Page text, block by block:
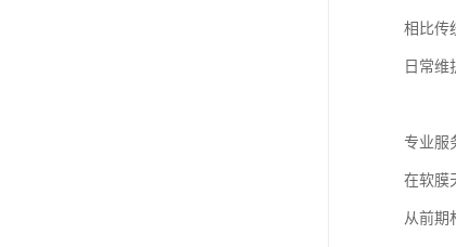
相比传
日常维
专业服
在软膜
从前期